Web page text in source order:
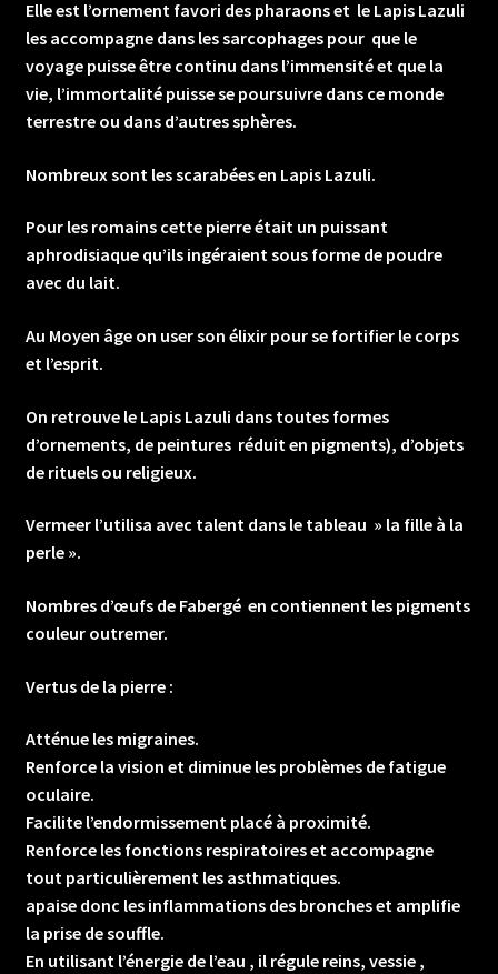
Elle est l’ornement favori des pharaons et le Lapis Lazuli
les accompagne dans les sarcophages pour que le
voyage puisse être continu dans l’immensité et que la
vie, l’immortalité puisse se poursuivre dans ce monde
terrestre ou dans d’autres sphères.
Nombreux sont les scarabées en Lapis Lazuli.
Pour les romains cette pierre était un puissant
aphrodisiaque qu’ils ingéraient sous forme de poudre
avec du lait.
Au Moyen âge on user son élixir pour se fortifier le corps
et l’esprit.
On retrouve le Lapis Lazuli dans toutes formes
d’ornements, de peintures réduit en pigments), d’objets
de rituels ou religieux.
Vermeer l’utilisa avec talent dans le tableau » la fille à la
perle ».
Nombres d’œufs de Fabergé en contiennent les pigments
couleur outremer.
Vertus de la pierre :
Atténue les migraines.
Renforce la vision et diminue les problèmes de fatigue
oculaire.
Facilite l’endormissement placé à proximité.
Renforce les fonctions respiratoires et accompagne
tout particulièrement les asthmatiques.
apaise donc les inflammations des bronches et amplifie
la prise de souffle.
En utilisant l’énergie de l’eau , il régule reins, vessie ,